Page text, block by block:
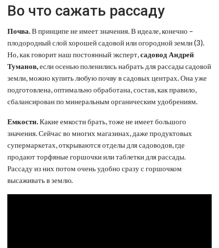
Во что сажать рассаду
Почва.В принципе не имеет значения. В идеале, конечно –
плодородный слой хорошей садовой или огородной земли (3).
Но, как говорит наш постоянный эксперт,садовод Андрей
Туманов,если осенью поленились набрать для рассады садовой
земли, можно купить любую почву в садовых центрах. Она уже
подготовлена, оптимально обработана, состав, как правило,
сбалансирован по минеральным органическим удобрениям.
Емкости.Какие емкости брать, тоже не имеет большого
значения. Сейчас во многих магазинах, даже продуктовых
супермаркетах, открываются отделы для садоводов, где
продают торфяные горшочки или таблетки для рассады.
Рассаду из них потом очень удобно сразу с горшочком
высаживать в землю.